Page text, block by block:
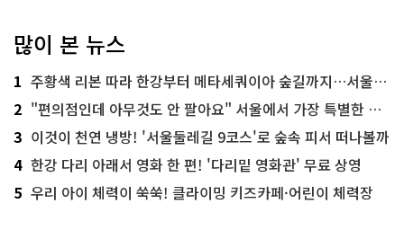
많이 본 뉴스
1 주황색 리본 따라 한강부터 메타세쿼이아 숲길까지…서울둘레길 15코스
2 "편의점인데 아무것도 안 팔아요" 서울에서 가장 특별한 편의점의 정체
3 이것이 천연 냉방! '서울둘레길 9코스'로 숲속 피서 떠나볼까
4 한강 다리 아래서 영화 한 편! '다리밑 영화관' 무료 상영
5 우리 아이 체력이 쑥쑥! 클라이밍 키즈카페·어린이 체력장